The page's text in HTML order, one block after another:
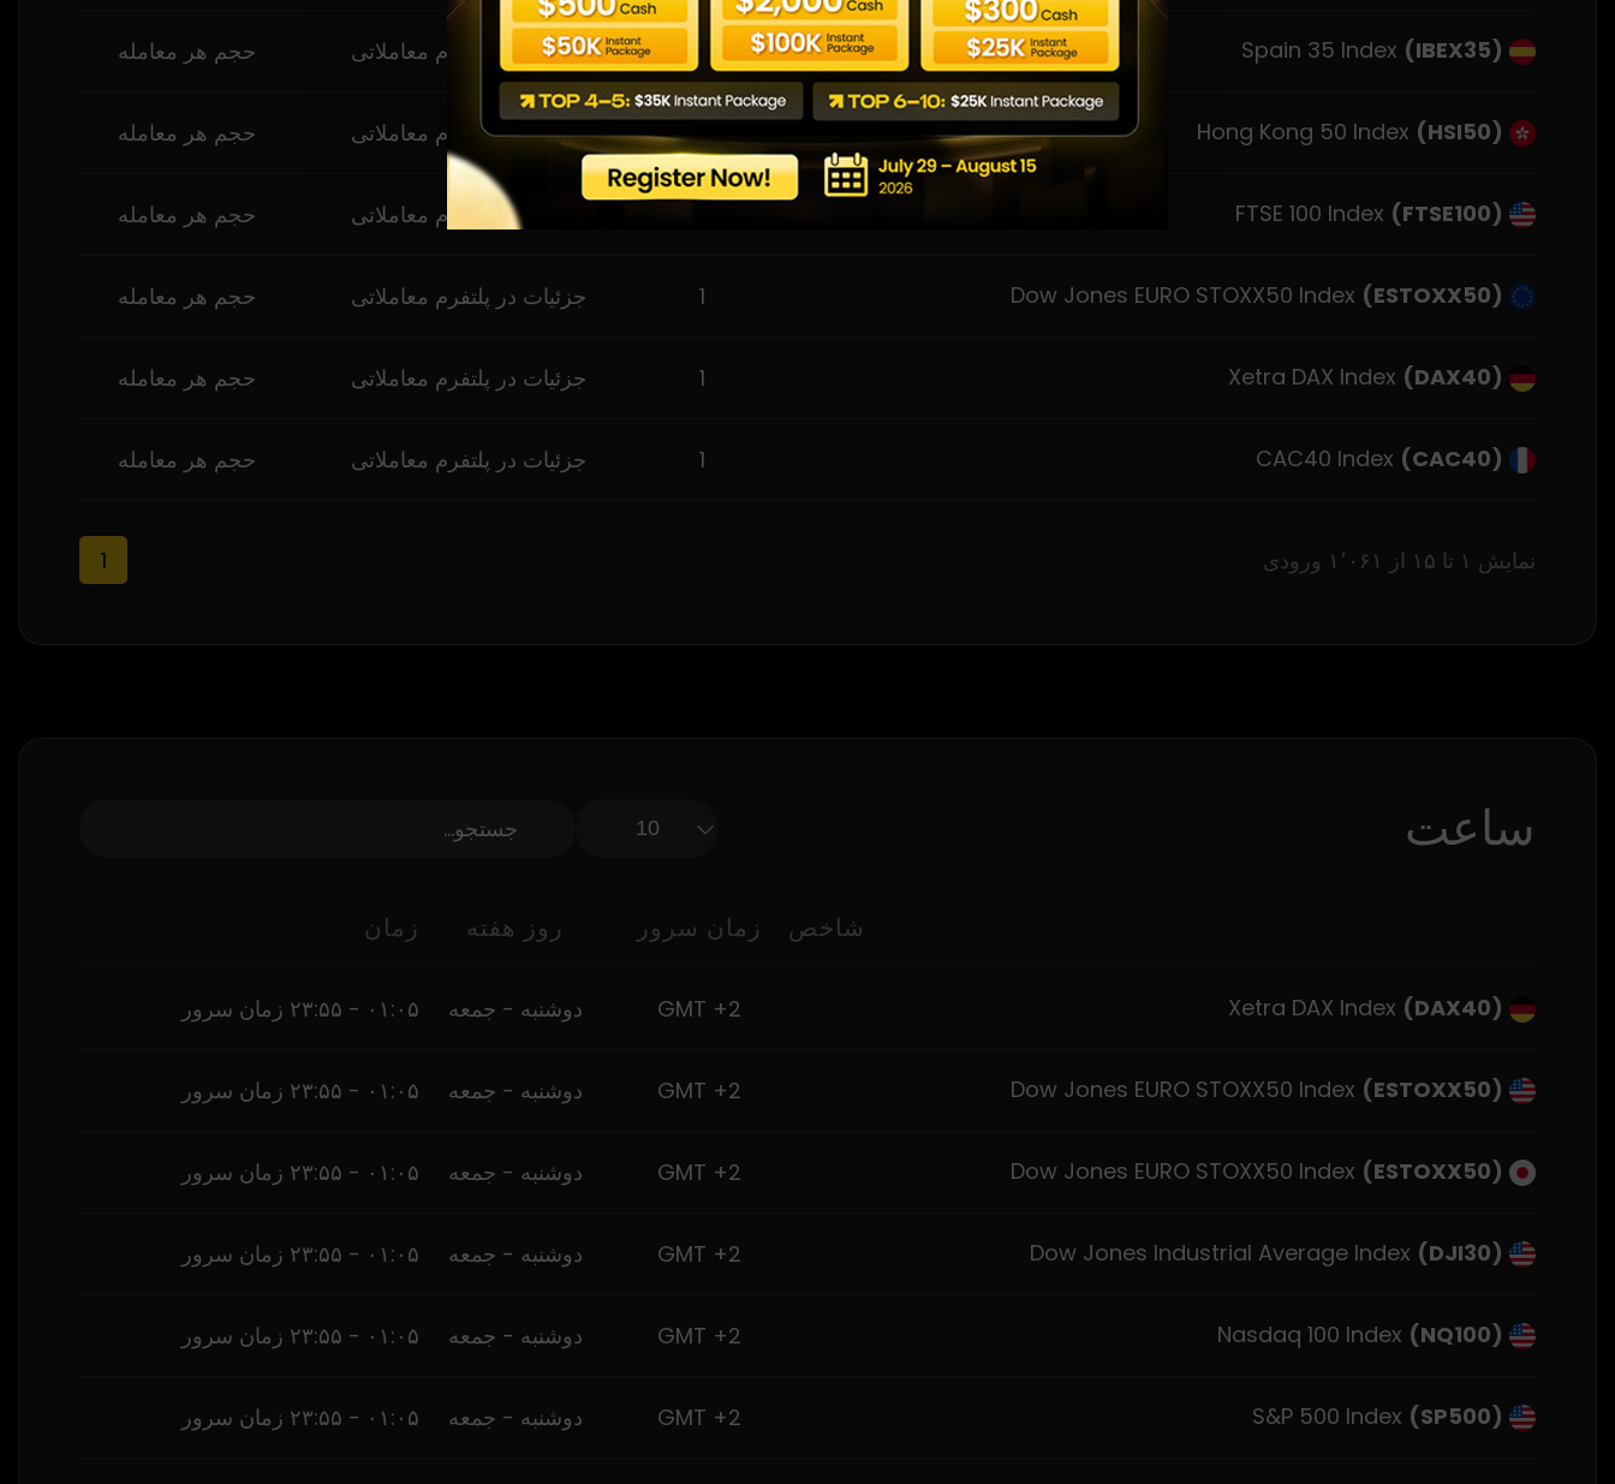
(IBEX35) جزئیات در پلتفرم معاملاتی حجم هر معامله
(HSI50)
1 جزئیات در پلتفرم معاملاتی حجم هر معامله
(FTSE100) جزئیات در پلتفرم معاملاتی حجم هر معامله
(ESTOXX50)
1 جزئیات در پلتفرم معاملاتی حجم هر معامله
(DAX40)
1 جزئیات در پلتفرم معاملاتی حجم هر معامله
(CAC40)
1 جزئیات در پلتفرم معاملاتی حجم هر معامله
نمایش ۱ تا ۱۵ از ۱٬۰۶۱ ورودی 1
ساعت
شاخص زمان سرور روز هفته زمان
(DAX40)
GMT +2 دوشنبه - جمعه ۰۱:۰۵ - ۲۳:۵۵ زمان سرور
(ESTOXX50)
GMT +2 دوشنبه - جمعه ۰۱:۰۵ - ۲۳:۵۵ زمان سرور
(ESTOXX50)
GMT +2 دوشنبه - جمعه ۰۱:۰۵ - ۲۳:۵۵ زمان سرور
(DJI30)
GMT +2 دوشنبه - جمعه ۰۱:۰۵ - ۲۳:۵۵ زمان سرور
(NQ100)
GMT +2 دوشنبه - جمعه ۰۱:۰۵ - ۲۳:۵۵ زمان سرور
(SP500)
GMT +2 دوشنبه - جمعه ۰۱:۰۵ - ۲۳:۵۵ زمان سرور